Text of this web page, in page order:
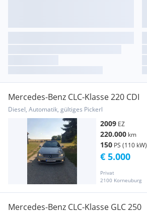
Mercedes-Benz CLC-Klasse 220 CDI
Diesel, Automatik, gültiges Pickerl
2009 EZ
220.000 km
150 PS (110 kW)
Privat
2100 Korneuburg
€ 5.000
Mercedes-Benz CLC-Klasse GLC 250